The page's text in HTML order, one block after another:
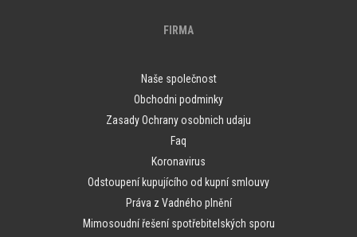
FIRMA
Naše společnost
Obchodni podminky
Zasady Ochrany osobnich udaju
Faq
Koronavirus
Odstoupení kupujícího od kupní smlouvy
Práva z Vadného plnění
Mimosoudní řešení spotřebitelských sporu